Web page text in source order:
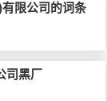
限公司的词条
司黑厂